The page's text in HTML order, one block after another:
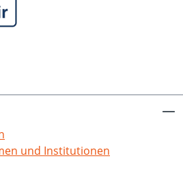
und Institutionen